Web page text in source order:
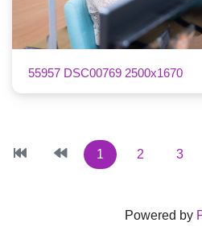
55957 DSC00769 2500x1670
1 2 3
Powered by